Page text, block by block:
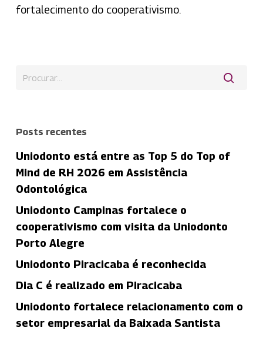
fortalecimento do cooperativismo.
Posts recentes
Uniodonto está entre as Top 5 do Top of
Mind de RH 2026 em Assistência
Odontológica
Uniodonto Campinas fortalece o
cooperativismo com visita da Uniodonto
Porto Alegre
Uniodonto Piracicaba é reconhecida
Dia C é realizado em Piracicaba
Uniodonto fortalece relacionamento com o
setor empresarial da Baixada Santista